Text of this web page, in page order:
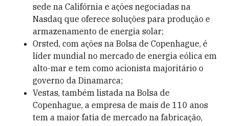
sede na Califórnia e ações negociadas na
Nasdaq que oferece soluções para produção e
armazenamento de energia solar;
Orsted, com ações na Bolsa de Copenhague, é
líder mundial no mercado de energia eólica em
alto-mar e tem como acionista majoritário o
governo da Dinamarca;
Vestas, também listada na Bolsa de
Copenhague, a empresa de mais de 110 anos
tem a maior fatia de mercado na fabricação,